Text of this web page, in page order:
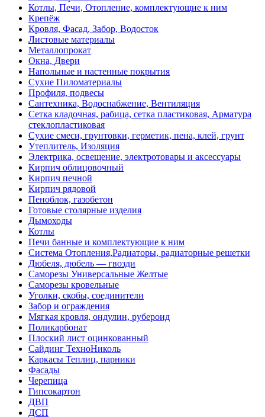
Котлы, Печи, Отопление, комплектующие к ним
Крепёж
Кровля, Фасад, Забор, Водосток
Листовые материалы
Металлопрокат
Окна, Двери
Напольные и настенные покрытия
Сухие Пиломатериалы
Профиля, подвесы
Сантехника, Водоснабжение, Вентиляция
Сетка кладочная, рабица, сетка пластиковая, Арматура
стеклопластиковая
Сухие смеси, грунтовки, герметик, пена, клей, грунт
Утеплитель, Изоляция
Электрика, освещение, электротовары и аксессуары
Кирпич облицовочный
Кирпич печной
Кирпич рядовой
Пеноблок, газобетон
Готовые столярные изделия
Дымоходы
Котлы
Печи банные и комплектующие к ним
Система Отопления,Радиаторы, радиаторные решетки
Дюбеля, дюбель — гвозди
Саморезы Универсальные Желтые
Саморезы кровельные
Уголки, скобы, соединители
Забор и ограждения
Мягкая кровля, ондулин, рубероид
Поликарбонат
Плоский лист оцинкованный
Сайдинг ТехноНиколь
Каркасы Теплиц, парники
Фасады
Черепица
Гипсокартон
ДВП
ДСП